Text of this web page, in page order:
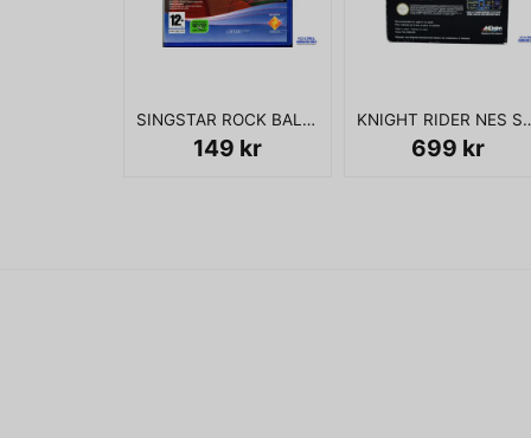
SINGSTAR ROCK BALLADS PS2
149 kr
KNIGHT
699 kr